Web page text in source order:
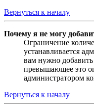
Вернуться к началу
Почему я не могу
Ограничение
устанавливается
вам нужно добавить
превышающее это
администратором
Вернуться к началу